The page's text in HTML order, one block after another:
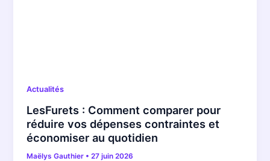
Actualités
LesFurets : Comment comparer pour
réduire vos dépenses contraintes et
économiser au quotidien
Maëlys Gauthier •27 juin 2026